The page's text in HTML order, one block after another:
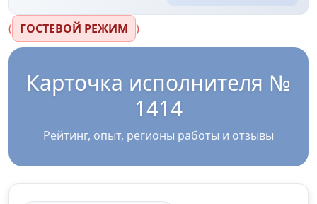
( ГОСТЕВОЙ РЕЖИМ )
Карточка исполнителя №
1414
Рейтинг, опыт, регионы работы и отзывы